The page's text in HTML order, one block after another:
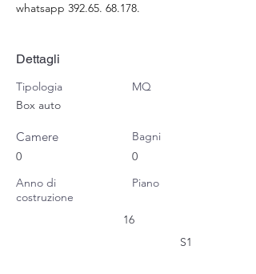
whatsapp 392.65. 68.178.
Dettagli
Tipologia
MQ
Box auto
Camere
0
Anno di
costruzione
Bagni
0
Piano
16
S1